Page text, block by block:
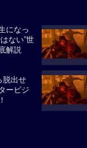
になっ
ない”世
解説
脱出せ
ービジ